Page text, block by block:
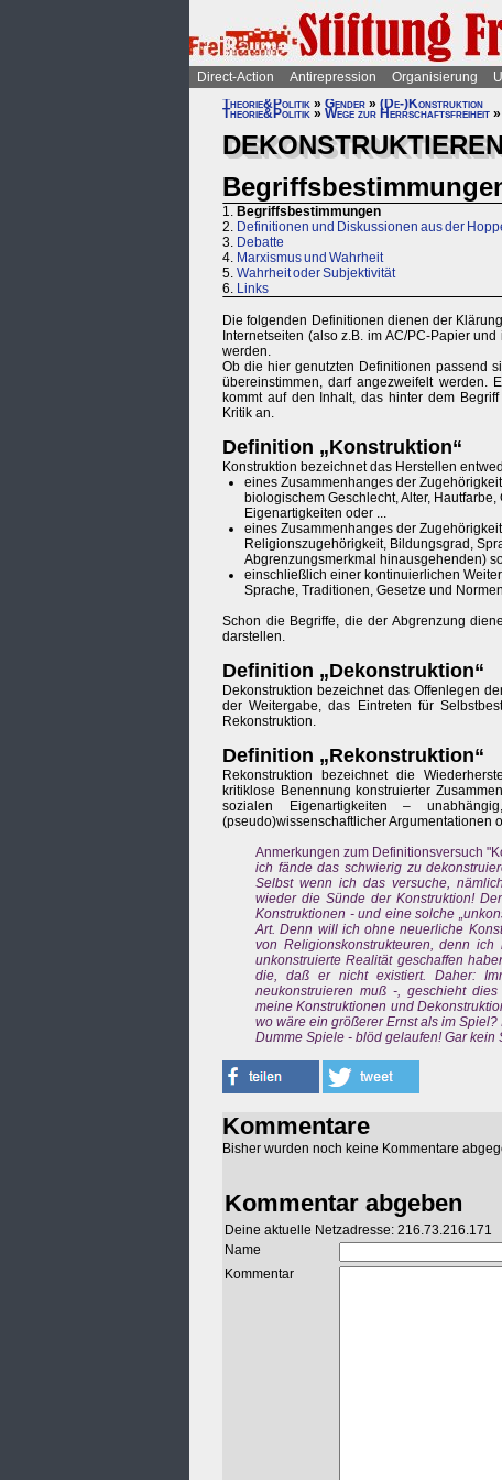
Direct-Action Antirepression Organisierung
Theorie&Politik » Gender » (De-)Konstruktion
Theorie&Politik » Wege zur Herrschaftsfreiheit »
1. Begriffsbestimmungen
2. Definitionen und Diskussionen aus der
3. Debatte
4. Marxismus und Wahrheit
5. Wahrheit oder Subjektivität
6. Links
Die folgenden Definitionen dienen der
Internetseiten (also z.B. im AC/PC-Papier
werden.
Ob die hier genutzten Definitionen passend
übereinstimmen, darf angezweifelt werden.
kommt auf den Inhalt, das hinter dem
Kritik an.
Definition „Konstruktion“
Konstruktion bezeichnet das Herstellen
eines Zusammenhanges der
biologischem Geschlecht, Alter,
Eigenartigkeiten oder ...
eines Zusammenhanges der
Religionszugehörigkeit, Bildungsgrad,
Abgrenzungsmerkmal hinausgehenden)
einschließlich einer kontinuierlichen
Sprache, Traditionen, Gesetze und
Schon die Begriffe, die der Abgrenzung
darstellen.
Definition „Dekonstruktion“
Dekonstruktion bezeichnet das Offenlegen
der Weitergabe, das Eintreten für
Rekonstruktion.
Definition „Rekonstruktion“
Rekonstruktion bezeichnet die
kritiklose Benennung konstruierter
sozialen Eigenartigkeiten –
(pseudo)wissenschaftlicher Argumentationen
Anmerkungen zum Definitionsversuch
ich fände das schwierig zu
Selbst wenn ich das versuche,
wieder die Sünde der Konstruktion!
Konstruktionen - und eine solche
Art. Denn will ich ohne neuerliche
von Religionskonstrukteuren, denn
unkonstruierte Realität geschaffen
die, daß er nicht existiert. Daher:
neukonstruieren muß -, geschieht
meine Konstruktionen und
wo wäre ein größerer Ernst als im
Dumme Spiele - blöd gelaufen! Gar
Kommentare
Bisher wurden noch keine Kommentare
Kommentar abgeben
Deine aktuelle Netzadresse: 216.73.216.171
Name
Kommentar